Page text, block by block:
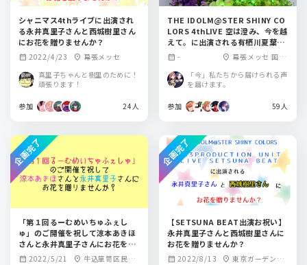
シャニマス4thライブに出演され
る永井真里子さんと西城樹里さん
にお花を贈りませんか？
calendar_month 2022/4/23 location_on 幕張メッセ
真里子ちゃんと樹里のために！
頑張ります！
参加 24人
THE IDOLM@STER SHINY CO
LORS 4thLIVE 空は澄み、今を越
えて。に出演される有栖川夏葉＆
涼本あきほさんにお花を贈りませ
んか？
calendar_month - location_on 幕張メッセ 国際
「今」私たちから届けられる声
を届けます。
参加 59人
「第１回るーむめいちゅふぇし
ゅ」のご開催を祝して涼本あきほ
さんと永井真里子さんにお花を贈
りませんか？
calendar_month 2022/5/21 location_on 牛込箪笥区民ホ
企画完了
【SETSUNA BEAT出演お祝い】
永井真里子さんと西城樹里さんに
お花を贈りませんか？
calendar_month 2022/8/13 location_on 東京ガーデンシ
企画完了